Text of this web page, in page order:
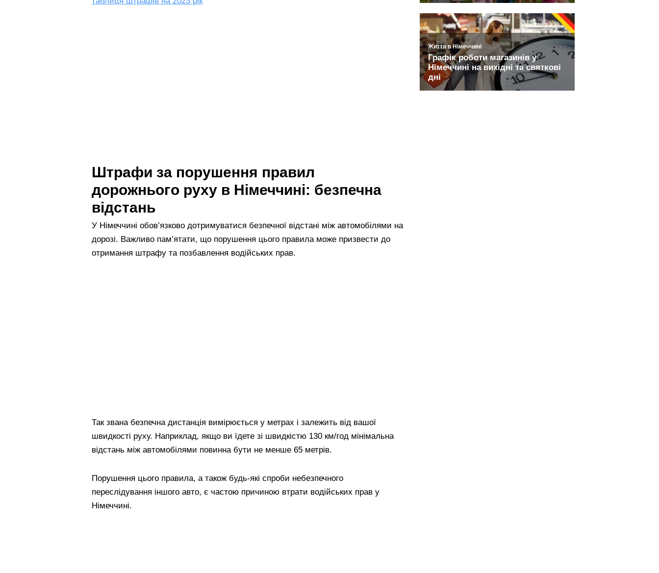
Штрафи за порушення правил
дорожнього руху в Німеччині: безпечна
відстань
У Німеччині обов’язково дотримуватися безпечної відстані між автомобілями на
дорозі. Важливо пам’ятати, що порушення цього правила може призвести до
отримання штрафу та позбавлення водійських прав.
Так звана безпечна дистанція вимірюється у метрах і залежить від вашої
швидкості руху. Наприклад, якщо ви їдете зі швидкістю 130 км/год мінімальна
відстань між автомобілями повинна бути не менше 65 метрів.
Порушення цього правила, а також будь-які спроби небезпечного
переслідування іншого авто, є частою причиною втрати водійських прав у
Німеччині.